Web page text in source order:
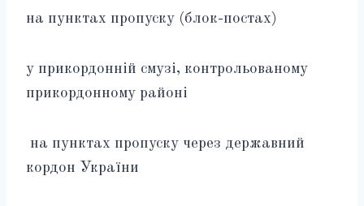
на пунктах пропуску (блок-постах)
у прикордонній смузі, контрольованому
прикордонному районі
на пунктах пропуску через державний
кордон України